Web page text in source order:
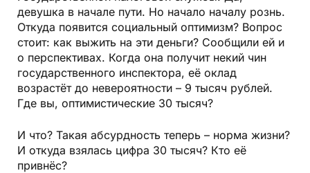
девушка в начале пути. Но начало началу рознь.
Откуда появится социальный оптимизм? Вопрос
стоит: как выжить на эти деньги? Сообщили ей и
о перспективах. Когда она получит некий чин
государственного инспектора, её оклад
возрастёт до невероятности – 9 тысяч рублей.
Где вы, оптимистические 30 тысяч?
И что? Такая абсурдность теперь – норма жизни?
И откуда взялась цифра 30 тысяч? Кто её
привнёс?